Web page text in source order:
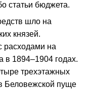
статьи бюджета.
шло на
князей.
расходами на
в 1894–1904 годах.
трехэтажных
Беловежской пуще